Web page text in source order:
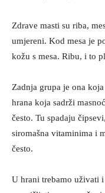
Zdrave masti su riba,
umjereni. Kod mesa je
kožu s mesa. Ribu, i to
Zadnja grupa je ona
hrana koja sadrži
često. Tu spadaju
siromašna vitaminima i
često.
U hrani trebamo uživati